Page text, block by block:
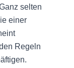
selten
einer
Regeln